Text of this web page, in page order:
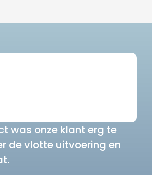
was onze klant erg te
de vlotte uitvoering en